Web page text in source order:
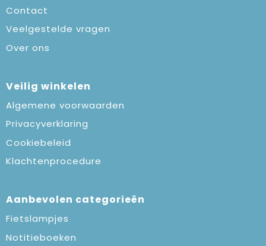
Contact
Veelgestelde vragen
Over ons
Veilig winkelen
Algemene voorwaarden
Privacyverklaring
Cookiebeleid
Klachtenprocedure
Aanbevolen categorieën
Fietslampjes
Notitieboeken